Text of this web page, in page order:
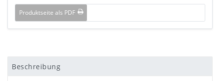
Produktseite als PDF
Beschreibung